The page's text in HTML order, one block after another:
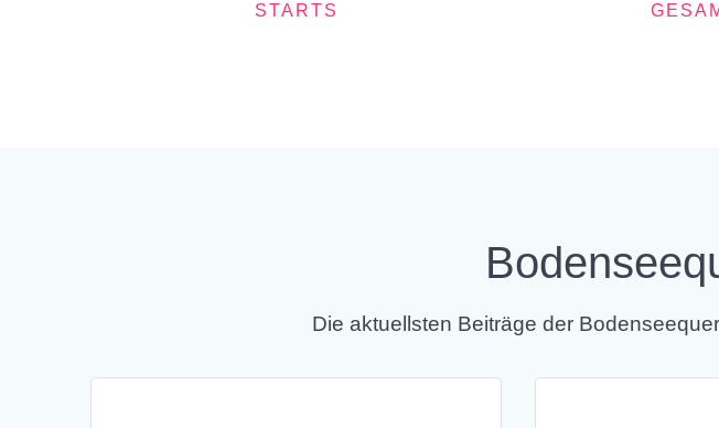
STARTS
Die aktuellsten Beiträge der